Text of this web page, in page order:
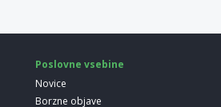
Poslovne vsebine
Novice
Borzne objave